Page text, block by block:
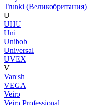
Trunki (Великобритания)
U
UHU
Uni
Unibob
Universal
UVEX
V
Vanish
VEGA
Veiro
Veiro Professional